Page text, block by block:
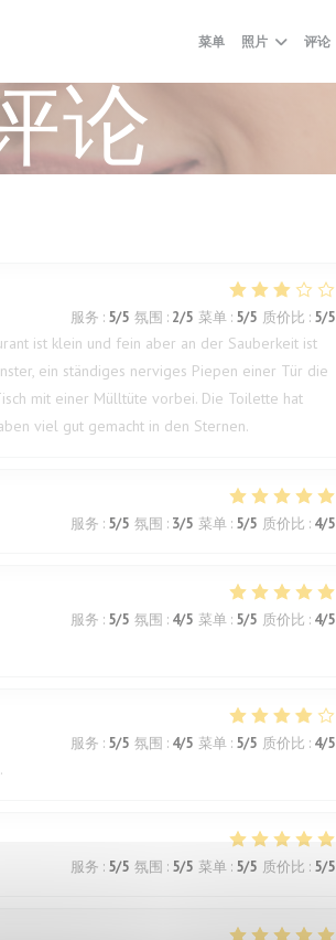
菜单 照片 评论
论
服务 : 5/5 氛围 : 2/5 菜单: 5/5 质价比 : 5/5
ist klein und fein aber an der Sauberkeit ist
ein ständiges nerviges Piepen einer Tür die
mit einer Mülltüte vorbei. Die Toilette hat
viel gut gemacht in den Sternen.
服务 : 5/5 氛围 : 3/5 菜单: 5/5 质价比 : 4/5
服务 : 5/5 氛围 : 4/5 菜单: 5/5 质价比 : 4/5
服务 : 5/5 氛围 : 4/5 菜单: 5/5 质价比 : 4/5
服务 : 5/5 氛围 : 5/5 菜单: 5/5 质价比 : 5/5